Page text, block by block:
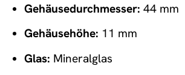
Gehäusedurchmesser: 44 mm
Gehäusehöhe: 11 mm
Glas: Mineralglas